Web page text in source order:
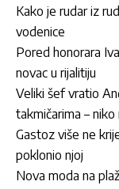
Kako je rudar iz
vodenice
Pored honorara
novac u rijalitiju
Veliki šef vratio
takmičarima –
Gastoz više ne
poklonio njoj
Nova moda na